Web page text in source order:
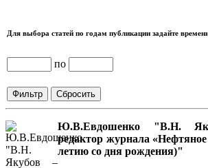
Для выбора статей по годам публикации задайте
по
Ю.В.Евдошенко "В.Н.
редактор журнала
летию со дня рождения)"